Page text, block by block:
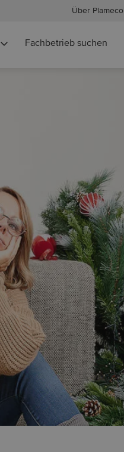
Über Plameco
Fachbetrieb suchen